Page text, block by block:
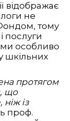
відображає
не
тому
послуги
особливо
шкільних
протягом
що
із
проф.